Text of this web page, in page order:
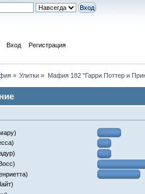
Вход Регистрация
» Улитки » Мафия 182 "Гарри Поттер и